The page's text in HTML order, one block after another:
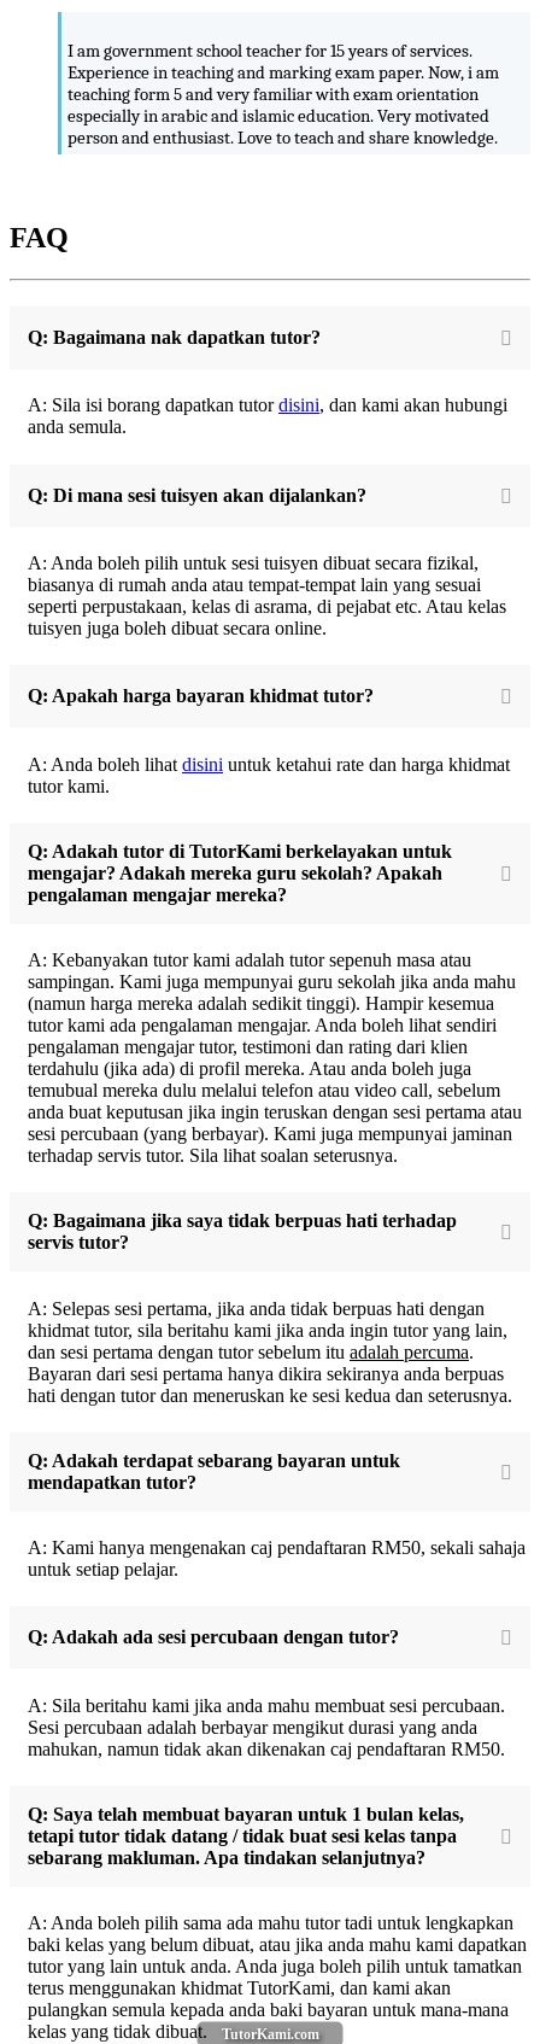
TutorKami.com
I am government school teacher for 15 years of services.
Experience in teaching and marking exam paper. Now, i am
teaching form 5 and very familiar with exam orientation
especially in arabic and islamic education. Very motivated
person and enthusiast. Love to teach and share knowledge.
FAQ
Q: Bagaimana nak dapatkan tutor?
A: Sila isi borang dapatkan tutordisini, dan kami akan hubungi
anda semula.
Q: Di mana sesi tuisyen akan dijalankan?
A: Anda boleh pilih untuk sesi tuisyen dibuat secara fizikal,
biasanya di rumah anda atau tempat-tempat lain yang sesuai
seperti perpustakaan, kelas di asrama, di pejabat etc. Atau kelas
tuisyen juga boleh dibuat secara online.
Q: Apakah harga bayaran khidmat tutor?
A: Anda boleh lihat disini untuk ketahui rate dan harga khidmat
tutor kami.
Q: Adakah tutor di TutorKami berkelayakan untuk
mengajar? Adakah mereka guru sekolah? Apakah
pengalaman mengajar mereka?
A: Kebanyakan tutor kami adalah tutor sepenuh masa atau
sampingan. Kami juga mempunyai guru sekolah jika anda mahu
(namun harga mereka adalah sedikit tinggi). Hampir kesemua
tutor kami ada pengalaman mengajar. Anda boleh lihat sendiri
pengalaman mengajar tutor, testimoni dan rating dari klien
terdahulu (jika ada) di profil mereka. Atau anda boleh juga
temubual mereka dulu melalui telefon atau video call, sebelum
anda buat keputusan jika ingin teruskan dengan sesi pertama atau
sesi percubaan (yang berbayar). Kami juga mempunyai jaminan
terhadap servis tutor. Sila lihat soalan seterusnya.
Q: Bagaimana jika saya tidak berpuas hati terhadap
servis tutor?
A: Selepas sesi pertama, jika anda tidak berpuas hati dengan
khidmat tutor, sila beritahu kami jika anda ingin tutor yang lain,
dan sesi pertama dengan tutor sebelum itu adalah percuma.
Bayaran dari sesi pertama hanya dikira sekiranya anda berpuas
hati dengan tutor dan meneruskan ke sesi kedua dan seterusnya.
Q: Adakah terdapat sebarang bayaran untuk
mendapatkan tutor?
A: Kami hanya mengenakan caj pendaftaran RM50, sekali sahaja
untuk setiap pelajar.
Q: Adakah ada sesi percubaan dengan tutor?
A: Sila beritahu kami jika anda mahu membuat sesi percubaan.
Sesi percubaan adalah berbayar mengikut durasi yang anda
mahukan, namun tidak akan dikenakan caj pendaftaran RM50.
Q: Saya telah membuat bayaran untuk 1 bulan kelas,
tetapi tutor tidak datang / tidak buat sesi kelas tanpa
sebarang makluman. Apa tindakan selanjutnya?
A: Anda boleh pilih sama ada mahu tutor tadi untuk lengkapkan
baki kelas yang belum dibuat, atau jika anda mahu kami dapatkan
tutor yang lain untuk anda. Anda juga boleh pilih untuk tamatkan
terus menggunakan khidmat TutorKami, dan kami akan
pulangkan semula kepada anda baki bayaran untuk mana-mana
kelas yang tidak dibuat.